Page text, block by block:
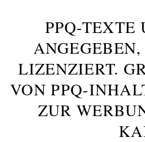
PPQ-
LIZENZIERT.
VON PPQ-
ZUR